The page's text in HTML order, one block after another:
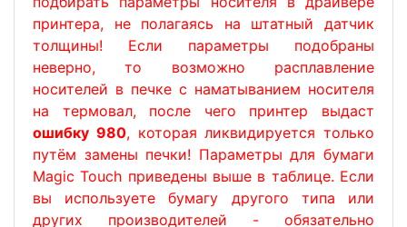
принтера, не полагаясь на штатный датчик
толщины! Если параметры подобраны
неверно, то возможно расплавление
носителей в печке с наматыванием носителя
на термовал, после чего принтер выдаст
ошибку 980, которая ликвидируется только
путём замены печки! Параметры для бумаги
Magic Touch приведены выше в таблице. Если
вы используете бумагу другого типа или
других производителей - обязательно